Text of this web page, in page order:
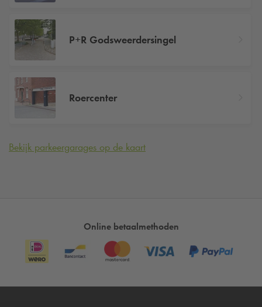
P+R Godsweerdersingel
Roercenter
Bekijk parkeergarages op de kaart
Online betaalmethoden